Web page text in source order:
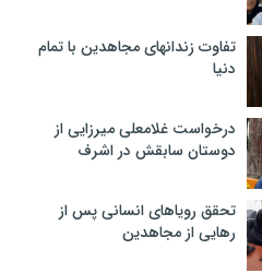
تفاوت زندانهای مجاهدین با تمام
دنیا
درخواست غلامعلی میرزایی از
دوستان سابقش در اشرف
تحقق رویاهای انسانی پس از
رهایی از مجاهدین